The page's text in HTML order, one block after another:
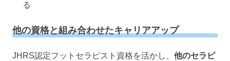
る
他の資格と組み合わせたキャリアアップ
JHRS認定フットセラピスト資格を活かし、 他のセラピ